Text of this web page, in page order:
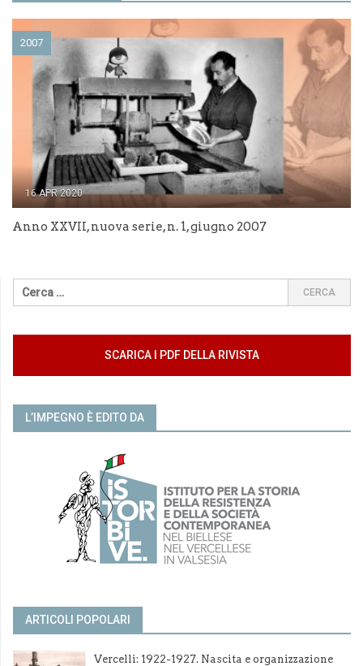
2007
16 APR 2020
Anno XXVII, nuova serie, n. 1, giugno 2007
SCARICA I PDF DELLA RIVISTA
L’IMPEGNO È EDITO DA
ARTICOLI POPOLARI
Vercelli: 1922-1927. Nascita e organizzazione